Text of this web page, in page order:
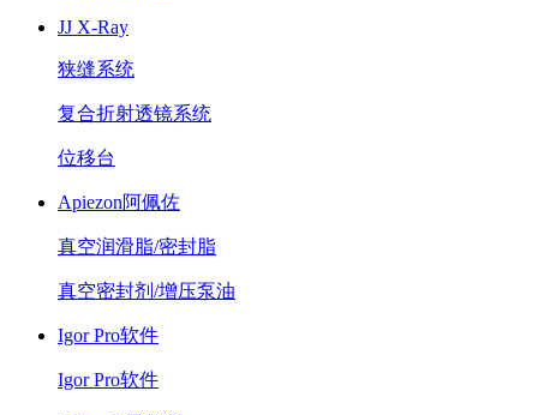
JJ X-Ray
狭缝系统
复合折射透镜系统
位移台
Apiezon阿佩佐
真空润滑脂/密封脂
真空密封剂/增压泵油
Igor Pro软件
Igor Pro软件